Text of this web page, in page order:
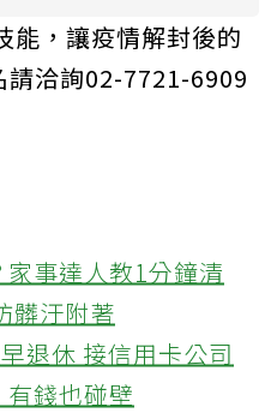
，讓疫情解封後的
請洽詢02-7721-6909
事達人教1分鐘清
髒汙附著
退休 接信用卡公司
錢也碰壁